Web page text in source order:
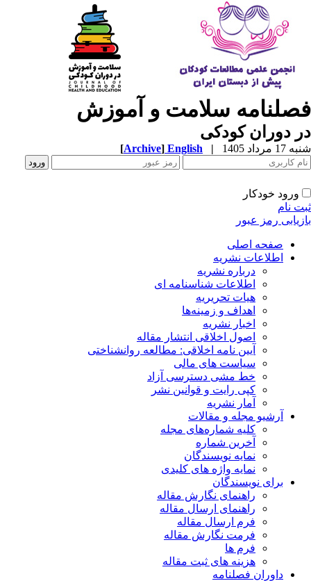
سلامت و آموزش
دوران کودکی
مرداد 1405 |
English
[Archive]
ورود خودکار
نام
رمز عبور
صفحه اصلی
اطلاعات نشریه
درباره نشریه
اطلاعات شناسنامه ای
هیات تحریریه
اهداف و زمینه‌ها
اخبار نشریه
اصول اخلاقی انتشار مقاله
آیین نامه اخلاقی: مطالعه روانشناختی
سیاست های مالی
خط مشی دسترسی آزاد
کپی رایت و قوانین نشر
آمار نشریه
آرشیو مجله و مقالات
کلیه شماره‌های مجله
آخرین شماره
نمایه نویسندگان
نمایه واژه های کلیدی
برای نویسندگان
راهنمای نگارش مقاله
راهنمای ارسال مقاله
فرم ارسال مقاله
فرمت نگارش مقاله
فرم ها
هزینه های ثبت مقاله
داوران فصلنامه